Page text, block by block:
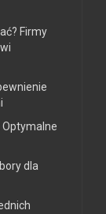
Firmy
dla